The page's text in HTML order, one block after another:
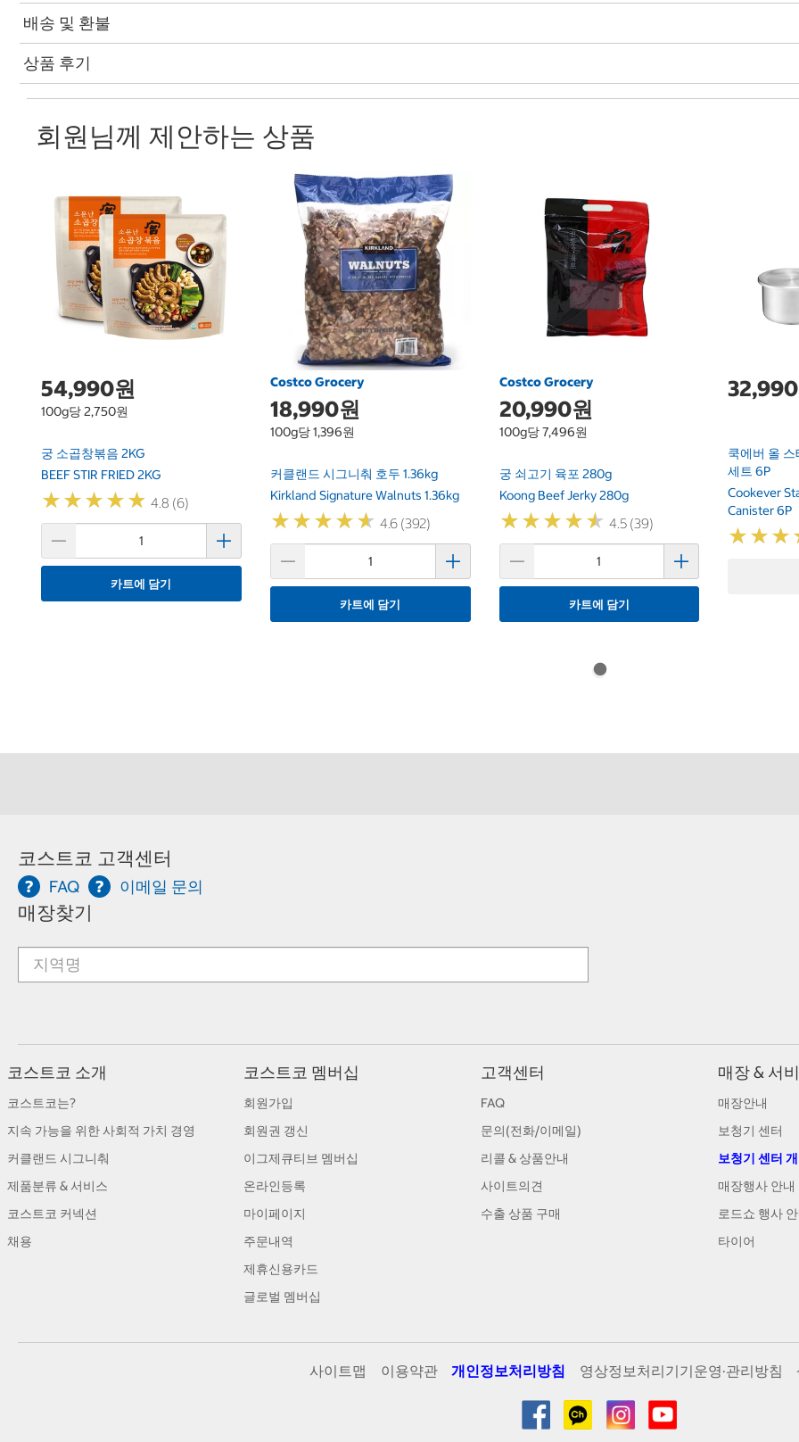
배송 및 환불
상품 후기
회원님께 제안하는 상품
54,990원
100g당 2,750원
궁 소곱창볶음 2KG
BEEF STIR FRIED 2KG
★★★★★
★★★★★ 4.8 (6)
카트에 담기
Costco Grocery
18,990원
100g당 1,396원
커클랜드 시그니춰 호두 1.36kg
Kirkland Signature Walnuts 1.36kg
★★★★★
★★★★★ 4.6 (392)
카트에 담기
Costco Grocery
20,990원
100g당 7,496원
궁 쇠고기 육포 280g
Koong Beef Jerky 280g
★★★★★
★★★★★ 4.5 (39)
카트에 담기
쿡에버 올
세트 6P
Cookever
Canister 6P
★★★
★★★
코스트코 고객센터
FAQ 이메일 문의
매장찾기
코스트코 소개
코스트코는?
지속 가능을 위한 사회적 가치 경영
커클랜드 시그니춰
제품분류 & 서비스
코스트코 커넥션
채용
코스트코 멤버십
회원가입
회원권 갱신
이그제큐티브 멤버십
온라인등록
마이페이지
주문내역
제휴신용카드
글로벌 멤버십
고객센터
FAQ
문의(전화/이메일)
리콜 & 상품안내
사이트의견
수출 상품 구매
매장 & 서
매장안내
보청기 센터
보청기 센터
매장행사 안내
로드쇼 행사
타이어
사이트맵 이용약관 개인정보처리방침 영상정보처리기기운영·관리방침